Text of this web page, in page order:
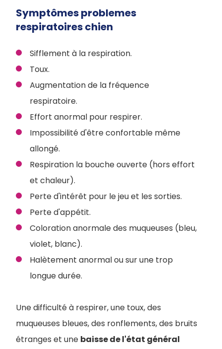
Symptômes problemes
respiratoires chien
Sifflement à la respiration.
Toux.
Augmentation de la fréquence
respiratoire.
Effort anormal pour respirer.
Impossibilité d'être confortable même
allongé.
Respiration la bouche ouverte (hors effort
et chaleur).
Perte d'intérêt pour le jeu et les sorties.
Perte d'appétit.
Coloration anormale des muqueuses (bleu,
violet, blanc).
Halètement anormal ou sur une trop
longue durée.
Une difficulté à respirer, une toux, des
muqueuses bleues, des ronflements, des bruits
étranges et une baisse de l'état général